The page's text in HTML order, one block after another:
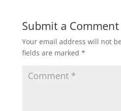
Submit a Comment
Your email address will not
fields are marked *